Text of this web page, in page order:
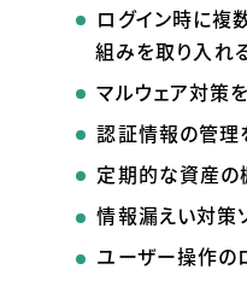
ログイン時に複
組みを取り入れ
マルウェア対策
認証情報の管理
定期的な資産の
情報漏えい対策
ユーザー操作の